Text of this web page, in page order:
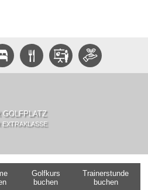
GOLFPLATZ
EXTRAKLASSE
Golfkurs
buchen
Trainerstunde
buchen